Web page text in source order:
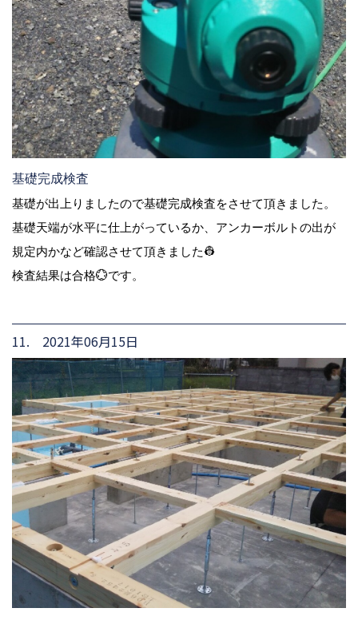
基礎完成検査
基礎が出上りましたので基礎完成検査をさせて頂きました。
基礎天端が水平に仕上がっているか、アンカーボルトの出が
規定内かなど確認させて頂きました👷
検査結果は合格💮です。
11. 2021年06月15日